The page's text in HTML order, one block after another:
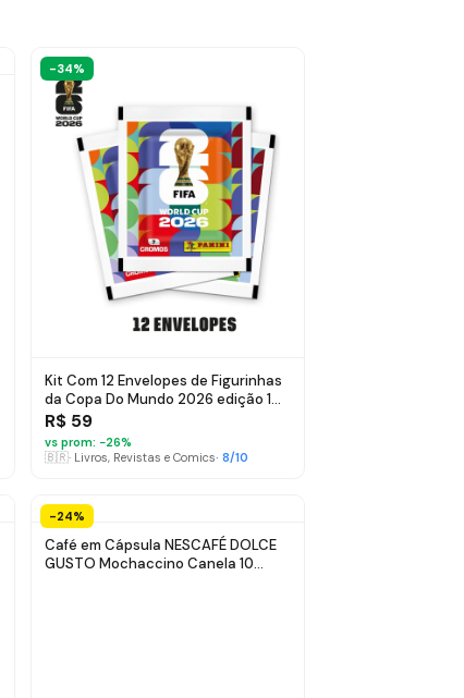
-34%
Kit Com 12 Envelopes de Figurinhas
da Copa Do Mundo 2026 edição 1
editora Panini
R$ 59
vs prom: −26%
🇧🇷· Livros, Revistas e Comics· 8/10
-24%
Café em Cápsula NESCAFÉ DOLCE
GUSTO Mochaccino Canela 10